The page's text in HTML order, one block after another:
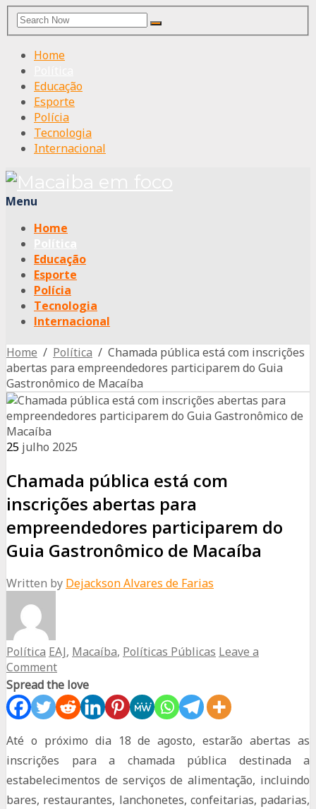
Search
for:
Search
Home
Educação
Esporte
Polícia
Tecnologia
Internacional
Menu
Home
Educação
Esporte
Polícia
Tecnologia
Internacional
Home / Política / Chamada pública está com inscrições
abertas para empreendedores participarem do Guia
Gastronômico de Macaíba
25 julho 2025
Chamada pública está com
inscrições abertas para
empreendedores participarem do
Guia Gastronômico de Macaíba
Written by Dejackson Alvares de Farias
Política EAJ, Macaíba, Políticas Públicas Leave a
Comment
Spread the love
Até o próximo dia 18 de agosto, estarão abertas as
inscrições para a chamada pública destinada a
estabelecimentos de serviços de alimentação, incluindo
bares, restaurantes, lanchonetes, confeitarias, padarias,